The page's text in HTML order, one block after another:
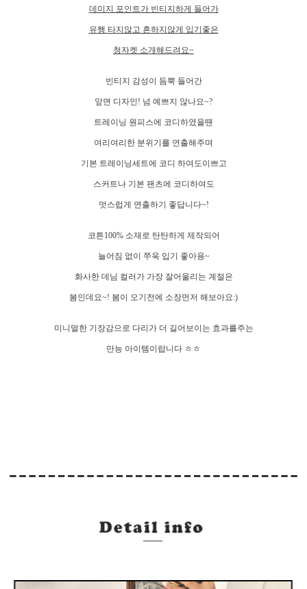
데미지 포인트가 빈티지하게 들어가
유행 타지않고 흔하지않게 입기좋은
청자켓 소개해드려요~
빈티지 감성이 듬뿍 들어간
앞면 디자인! 넘 예쁘지 않나요~?
트레이닝 원피스에 코디하였을땐
여리여리한 분위기를 연출해주며
기본 트레이닝세트에 코디 하여도이쁘고
스커트나 기본 팬츠에 코디하여도
멋스럽게 연출하기 좋답니다~!
코튼100% 소재로 탄탄하게 제작되어
늘어짐 없이 쭈욱 입기 좋아용~
화사한 데님 컬러가 가장 잘어울리는 계절은
봄인데요~! 봄이 오기전에 소장먼저 해보아요:)
미니멀한 기장감으로 다리가 더 길어보이는 효과를주는
만능 아이템이랍니다 ㅎㅎ